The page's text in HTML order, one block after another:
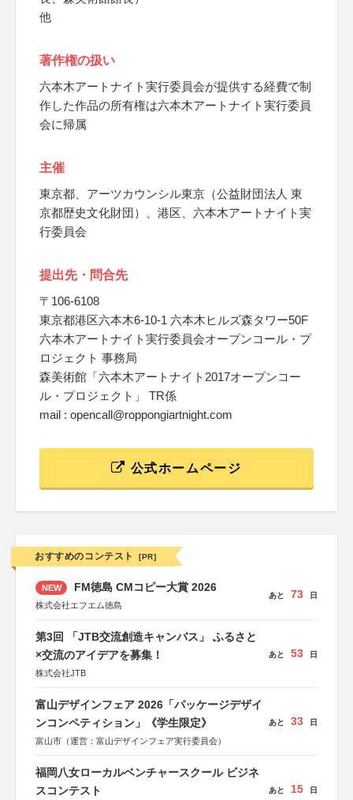
他
著作権の扱い
六本木アートナイト実行委員会が提供する経費で制
作した作品の所有権は六本木アートナイト実行委員
会に帰属
主催
東京都、アーツカウンシル東京（公益財団法人 東
京都歴史文化財団）、港区、六本木アートナイト実
行委員会
提出先・問合先
〒106-6108
東京都港区六本木6-10-1 六本木ヒルズ森タワー50F
六本木アートナイト実行委員会オープンコール・プ
ロジェクト 事務局
森美術館「六本木アートナイト2017オープンコー
ル・プロジェクト」 TR係
mail : opencall@roppongiartnight.com
公式ホームページ
おすすめのコンテスト [PR]
NEW FM徳島 CMコピー大賞 2026
株式会社エフエム徳島
あと 73 日
第3回 「JTB交流創造キャンバス」 ふるさと
×交流のアイデアを募集！
株式会社JTB
あと 53 日
富山デザインフェア 2026「パッケージデザイ
ンコンペティション」《学生限定》
富山市（運営：富山デザインフェア実行委員会）
あと 33 日
福岡八女ローカルベンチャースクール ビジネ
スコンテスト
あと 15 日